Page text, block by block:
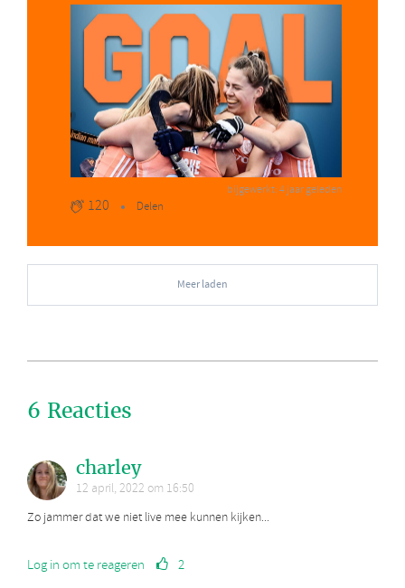
bijgewerkt: 4 jaar geleden
120 Delen
Meer laden
6 Reacties
charley
12 april, 2022 om 16:50
Zo jammer dat we niet live mee kunnen kijken...
Log in om te reageren 2